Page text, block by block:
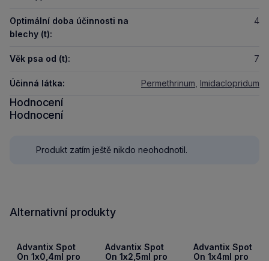
Optimální doba účinnosti na
blechy (t):
4
Věk psa od (t): 7
Účinná látka: Permethrinum Imidaclopridum
Hodnocení
Hodnocení
Produkt zatím ještě nikdo neohodnotil.
Alternativní produkty
Advantix Spot
On 1x0,4ml pro
Advantix Spot
On 1x2,5ml pro
Advantix Spot
On 1x4ml pro